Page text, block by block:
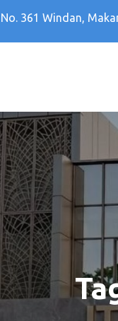
361 Windan,
Kampus
Kampus PTS Solo